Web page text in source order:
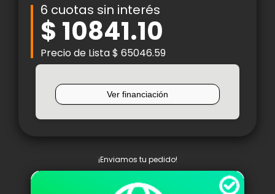
6 cuotas sin interés
$ 10841.10
Precio de Lista $ 65046.59
¡Enviamos tu pedido!